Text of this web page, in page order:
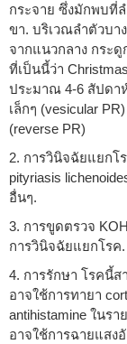
กระจาย ซึ่งมักพบที่
ขา. บริเวณลำตัวบา
จากแนวกลาง กระ
ที่เป็นนี้ว่า
ประมาณ 4-6 สัปดา
เล็กๆ (vesicular
(reverse PR)
2. การวินิจฉัยแยกโ
pityriasis
อื่นๆ.
3. การขูดตรวจ
การวินิจฉัยแยกโรค.
4. การรักษา โรคนี้ส
อาจใช้การทายา
antihistamine ในร
อาจใช้การฉายแสง